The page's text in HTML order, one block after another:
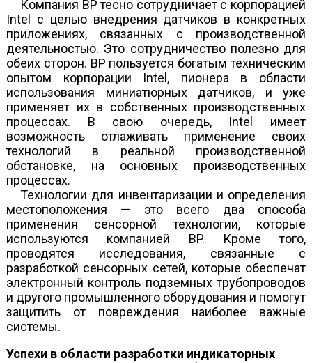
Компания BP тесно сотрудничает с корпорацией
Intel с целью внедрения датчиков в конкретных
приложениях, связанных с производственной
деятельностью. Это сотрудничество полезно для
обеих сторон. BP пользуется богатым техническим
опытом корпорации Intel, пионера в области
использования миниатюрных датчиков, и уже
применяет их в собственных производственных
процессах. В свою очередь, Intel имеет
возможность отлаживать применение своих
технологий в реальной производственной
обстановке, на основных производственных
процессах.
Технологии для инвентаризации и определения
местоположения — это всего два способа
применения сенсорной технологии, которые
используются компанией BP. Кроме того,
проводятся исследования, связанные с
разработкой сенсорных сетей, которые обеспечат
электронный контроль подземных трубопроводов
и другого промышленного оборудования и помогут
защитить от повреждения наиболее важные
системы.
Успехи в области разработки индикаторных